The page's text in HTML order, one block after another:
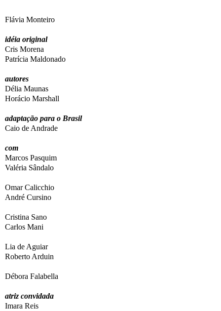
Flávia Monteiro
idéia original
Cris Morena
Patrícia Maldonado
autores
Délia Maunas
Horácio Marshall
adaptação para o Brasil
Caio de Andrade
com
Marcos Pasquim
Valéria Sândalo
Omar Calicchio
André Cursino
Cristina Sano
Carlos Mani
Lia de Aguiar
Roberto Arduin
Débora Falabella
atriz convidada
Imara Reis